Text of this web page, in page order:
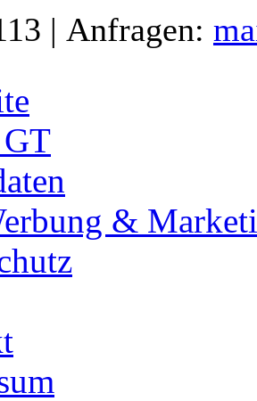
| Anfragen:
&